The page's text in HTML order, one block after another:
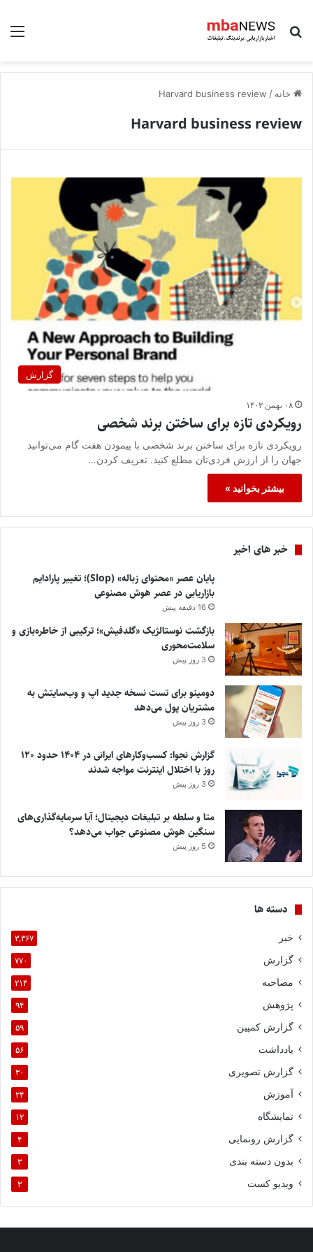
جستجو برای
خانه /
Harvard business review
Harvard business review
گزارش
۰۸ بهمن ۱۴۰۳
رویکردی تازه برای ساختن برند شخصی
رویکردی تازه برای ساختن برند شخصی با پیمودن هفت گام می‌توانید
جهان را از ارزش‌ فردی‌تان مطلع کنید. تعریف کردن…
بیشتر بخوانید »
خبر های اخیر
پایان عصر «محتوای زباله» (Slop)؛ تغییر پارادایم
بازاریابی در عصر هوش مصنوعی
16 دقیقه پیش
بازگشت نوستالژیک «گلدفیش»؛ ترکیبی از خاطره‌بازی و
سلامت‌محوری
3 روز پیش
دومینو برای تست نسخه جدید اپ و وب‌سایتش به
مشتریان پول می‌دهد
3 روز پیش
گزارش نجوا: کسب‌وکارهای ایرانی در ۱۴۰۴ حدود ۱۲۰
روز با اختلال اینترنت مواجه شدند
3 روز پیش
متا و سلطه بر تبلیغات دیجیتال؛ آیا سرمایه‌گذاری‌های
سنگین هوش مصنوعی جواب می‌دهد؟
5 روز پیش
دسته ها
خبر ۳,۳۶۷
گزارش ۷۷۰
مصاحبه ۲۱۴
پژوهش ۹۴
گزارش کمپین ۵۹
یادداشت ۵۶
گزارش تصویری ۳۰
آموزش ۲۴
نمایشگاه ۱۲
گزارش رونمایی ۴
بدون دسته بندی ۳
ویدیو کست ۳